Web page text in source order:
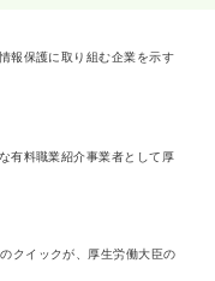
報保護に取り組む企業を示す
有料職業紹介事業者として厚
クイックが、厚生労働大臣の